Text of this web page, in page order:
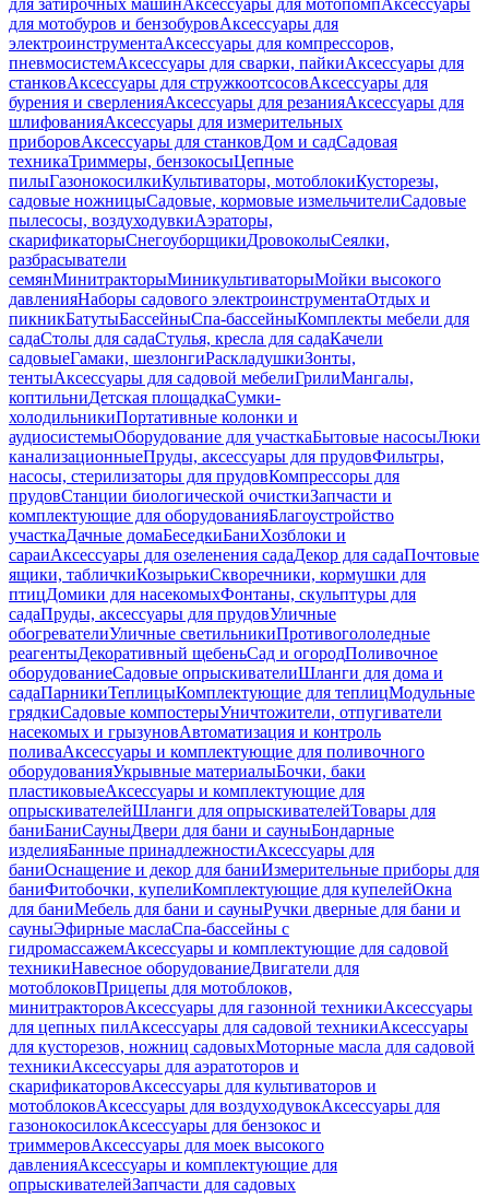
для затирочных машинАксессуары для мотопомпАксессуары
для мотобуров и бензобуровАксессуары для
электроинструментаАксессуары для компрессоров,
пневмосистемАксессуары для сварки, пайкиАксессуары для
станковАксессуары для стружкоотсосовАксессуары для
бурения и сверленияАксессуары для резанияАксессуары для
шлифованияАксессуары для измерительных
приборовАксессуары для станковДом и садСадовая
техникаТриммеры, бензокосыЦепные
пилыГазонокосилкиКультиваторы, мотоблокиКусторезы,
садовые ножницыСадовые, кормовые измельчителиСадовые
пылесосы, воздуходувкиАэраторы,
скарификаторыСнегоуборщикиДровоколыСеялки,
разбрасыватели
семянМинитракторыМиникультиваторыМойки высокого
давленияНаборы садового электроинструментаОтдых и
пикникБатутыБассейныСпа-бассейныКомплекты мебели для
садаСтолы для садаСтулья, кресла для садаКачели
садовыеГамаки, шезлонгиРаскладушкиЗонты,
тентыАксессуары для садовой мебелиГрилиМангалы,
коптильниДетская площадкаСумки-
холодильникиПортативные колонки и
аудиосистемыОборудование для участкаБытовые насосыЛюки
канализационныеПруды, аксессуары для прудовФильтры,
насосы, стерилизаторы для прудовКомпрессоры для
прудовСтанции биологической очисткиЗапчасти и
комплектующие для оборудованияБлагоустройство
участкаДачные домаБеседкиБаниХозблоки и
сараиАксессуары для озеленения садаДекор для садаПочтовые
ящики, табличкиКозырькиСкворечники, кормушки для
птицДомики для насекомыхФонтаны, скульптуры для
садаПруды, аксессуары для прудовУличные
обогревателиУличные светильникиПротивогололедные
реагентыДекоративный щебеньСад и огородПоливочное
оборудованиеСадовые опрыскивателиШланги для дома и
садаПарникиТеплицыКомплектующие для теплицМодульные
грядкиСадовые компостерыУничтожители, отпугиватели
насекомых и грызуновАвтоматизация и контроль
поливаАксессуары и комплектующие для поливочного
оборудованияУкрывные материалыБочки, баки
пластиковыеАксессуары и комплектующие для
опрыскивателейШланги для опрыскивателейТовары для
баниБаниСауныДвери для бани и сауныБондарные
изделияБанные принадлежностиАксессуары для
баниОснащение и декор для баниИзмерительные приборы для
баниФитобочки, купелиКомплектующие для купелейОкна
для баниМебель для бани и сауныРучки дверные для бани и
сауныЭфирные маслаСпа-бассейны с
гидромассажемАксессуары и комплектующие для садовой
техникиНавесное оборудованиеДвигатели для
мотоблоковПрицепы для мотоблоков,
минитракторовАксессуары для газонной техникиАксессуары
для цепных пилАксессуары для садовой техникиАксессуары
для кусторезов, ножниц садовыхМоторные масла для садовой
техникиАксессуары для аэратоторов и
скарификаторовАксессуары для культиваторов и
мотоблоковАксессуары для воздуходувокАксессуары для
газонокосилокАксессуары для бензокос и
триммеровАксессуары для моек высокого
давленияАксессуары и комплектующие для
опрыскивателейЗапчасти для садовых